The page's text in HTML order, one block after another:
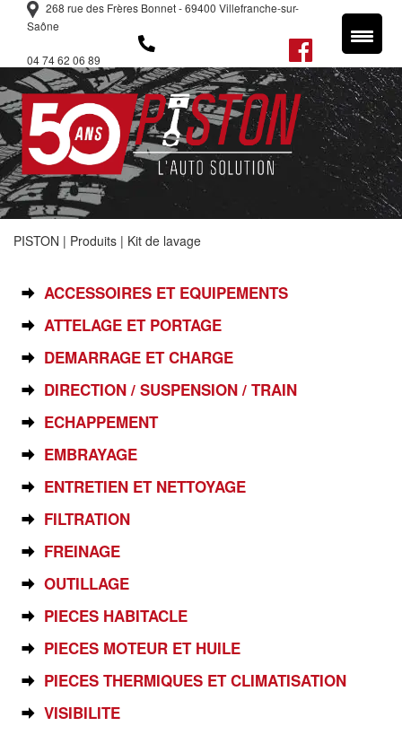
268 rue des Frères Bonnet - 69400 Villefranche-sur-
Saône
04 74 62 06 89
PISTON | Produits | Kit de lavage
ACCESSOIRES ET EQUIPEMENTS
ATTELAGE ET PORTAGE
DEMARRAGE ET CHARGE
DIRECTION / SUSPENSION / TRAIN
ECHAPPEMENT
EMBRAYAGE
ENTRETIEN ET NETTOYAGE
FILTRATION
FREINAGE
OUTILLAGE
PIECES HABITACLE
PIECES MOTEUR ET HUILE
PIECES THERMIQUES ET CLIMATISATION
VISIBILITE